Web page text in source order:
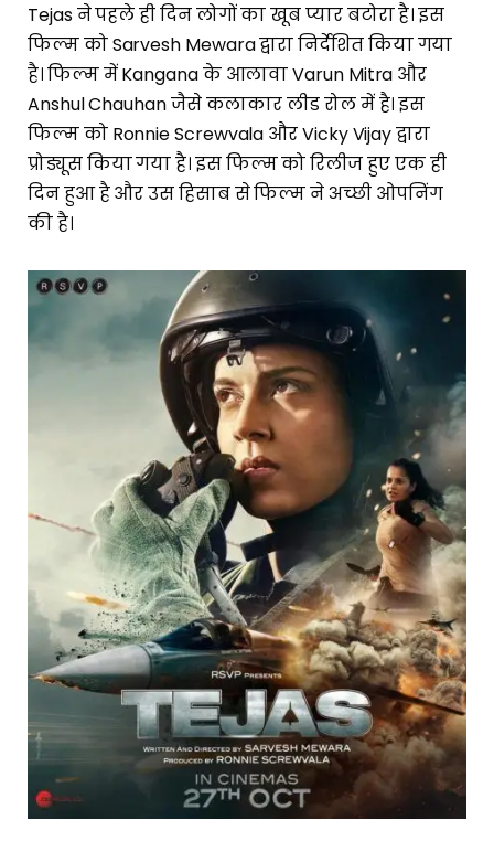
Tejas ने पहले ही दिन लोगों का खूब प्यार बटोरा है। इस
फिल्म को Sarvesh Mewara द्वारा निर्देशित किया गया
है। फिल्म में Kangana के आलावा Varun Mitra और
Anshul Chauhan जैसे कलाकार लीड रोल में है। इस
फिल्म को Ronnie Screwvala और Vicky Vijay द्वारा
प्रोड्यूस किया गया है। इस फिल्म को रिलीज हुए एक ही
दिन हुआ है और उस हिसाब से फिल्म ने अच्छी ओपनिंग
की है।